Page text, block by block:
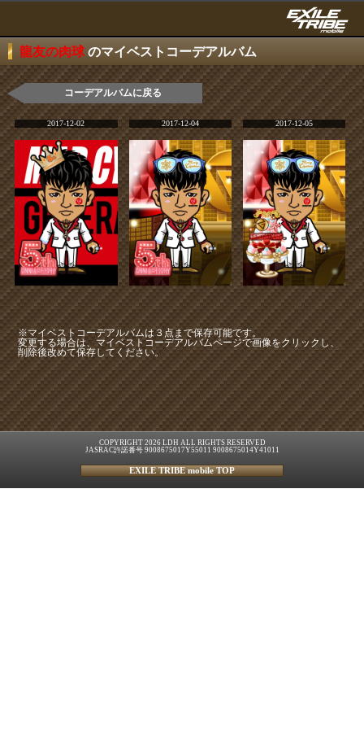
龍友の肉球 のマイベストコーデアルバム
コーデアルバムに戻る
2017-12-02 2017-12-04 2017-12-05
※マイベストコーデアルバムは３点まで保存可能です。
変更する場合は、マイベストコーデアルバムページで画像をクリックし、
削除後改めて保存してください。
COPYRIGHT 2026 LDH ALL RIGHTS RESERVED
JASRAC許諾番号 9008675017Y55011 9008675014Y41011
EXILE TRIBE mobile TOP